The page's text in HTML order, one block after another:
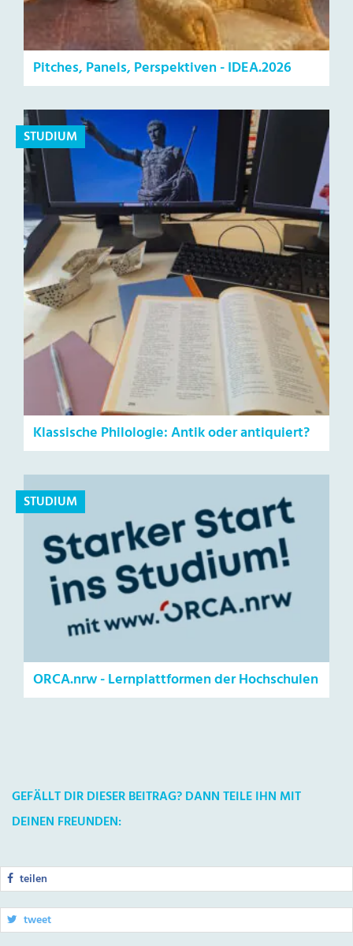
Pitches, Panels, Perspektiven - IDEA.2026
STUDIUM
Klassische Philologie: Antik oder antiquiert?
STUDIUM
ORCA.nrw - Lernplattformen der Hochschulen
GEFÄLLT DIR DIESER BEITRAG? DANN TEILE IHN MIT
DEINEN FREUNDEN:
teilen
tweet